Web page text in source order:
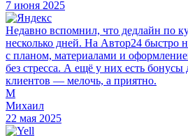
7 июня 2025
Недавно вспомнил, что дедлайн по
несколько дней. На Автор24 быстро
с планом, материалами и
без стресса. А ещё у них есть
клиентов — мелочь, а приятно.
М
Михаил
22 мая 2025